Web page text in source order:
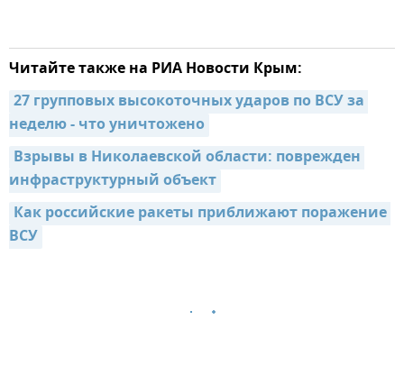
Читайте также на РИА Новости Крым:
27 групповых высокоточных ударов по ВСУ за
неделю - что уничтожено
Взрывы в Николаевской области: поврежден
инфраструктурный объект
Как российские ракеты приближают поражение
ВСУ